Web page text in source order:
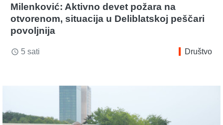
Milenković: Aktivno devet požara na
otvorenom, situacija u Deliblatskoj peščari
povoljnija
access_time 5 sati Društvo